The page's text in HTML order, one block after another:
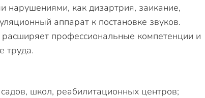
нарушениями, как дизартрия, заикание,
аппарат к постановке звуков.
профессиональные компетенции и
труда.
школ, реабилитационных центров;